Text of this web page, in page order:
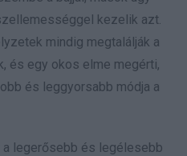
kezelik azt.
mindig megtalálják a
és egy okos elme megérti,
és leggyorsabb módja a
a legerősebb és legélesebb